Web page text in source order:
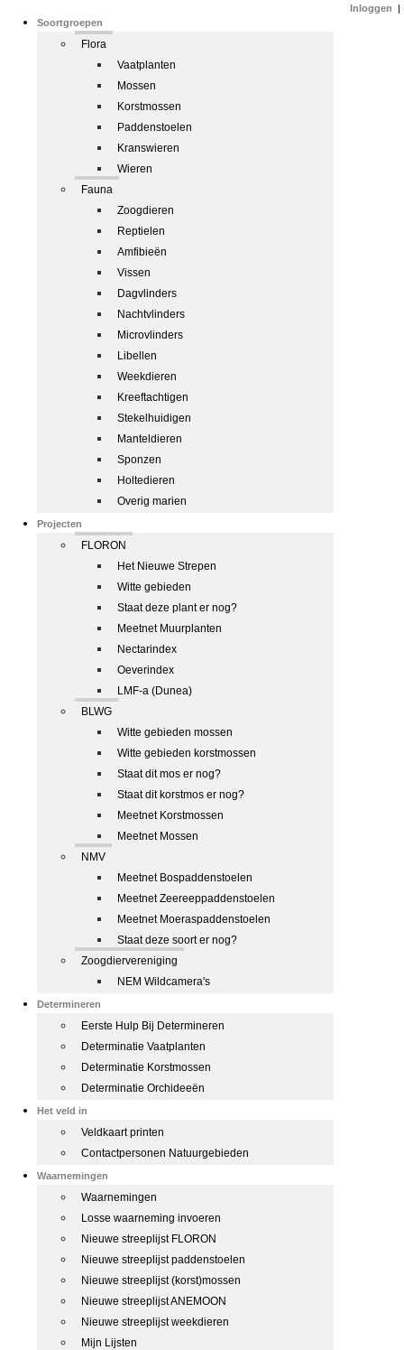
Soortgroepen
Flora
Vaatplanten
Mossen
Korstmossen
Paddenstoelen
Kranswieren
Wieren
Fauna
Zoogdieren
Reptielen
Amfibieën
Vissen
Dagvlinders
Nachtvlinders
Microvlinders
Libellen
Weekdieren
Kreeftachtigen
Stekelhuidigen
Manteldieren
Sponzen
Holtedieren
Overig marien
Projecten
FLORON
Het Nieuwe Strepen
Witte gebieden
Staat deze plant er nog?
Meetnet Muurplanten
Nectarindex
Oeverindex
LMF-a (Dunea)
BLWG
Witte gebieden mossen
Witte gebieden korstmossen
Staat dit mos er nog?
Staat dit korstmos er nog?
Meetnet Korstmossen
Meetnet Mossen
NMV
Meetnet Bospaddenstoelen
Meetnet Zeereeppaddenstoelen
Meetnet Moeraspaddenstoelen
Staat deze soort er nog?
Zoogdiervereniging
NEM Wildcamera's
Determineren
Eerste Hulp Bij Determineren
Determinatie Vaatplanten
Determinatie Korstmossen
Determinatie Orchideeën
Het veld in
Veldkaart printen
Contactpersonen Natuurgebieden
Waarnemingen
Waarnemingen
Losse waarneming invoeren
Nieuwe streeplijst FLORON
Nieuwe streeplijst paddenstoelen
Nieuwe streeplijst (korst)mossen
Nieuwe streeplijst ANEMOON
Nieuwe streeplijst weekdieren
Mijn Lijsten
Inloggen |